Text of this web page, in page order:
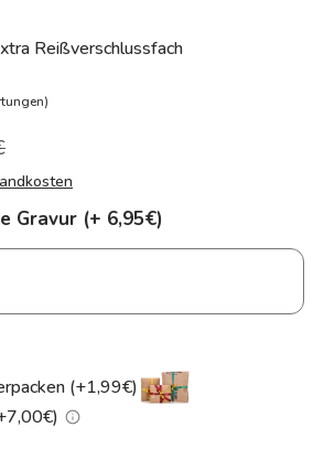
Reißverschlussfach
Gravur (+ 6,95€)
(+1,99€)